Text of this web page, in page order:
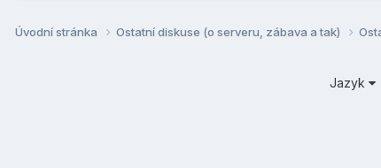
Úvodní stránka Ostatní diskuse (o serveru, zábava a tak)
Jazyk